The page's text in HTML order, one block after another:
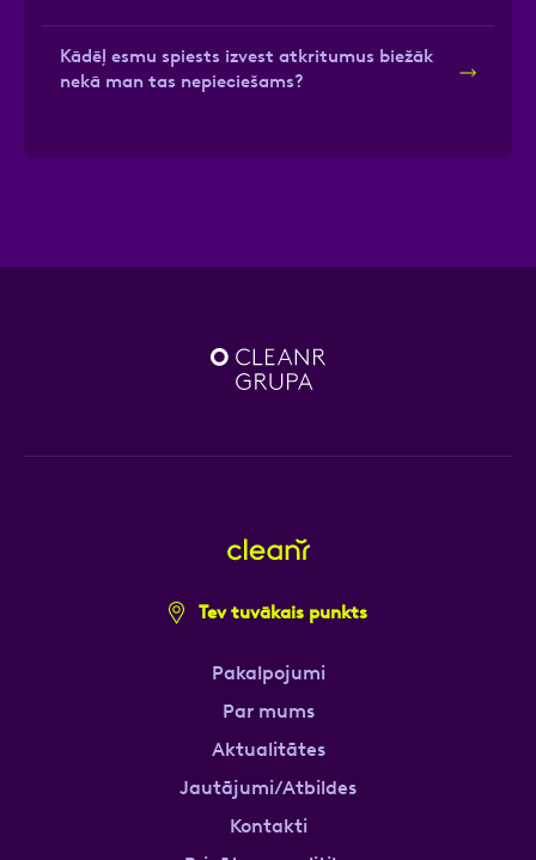
Kādēļ esmu spiests izvest atkritumus biežāk
nekā man tas nepieciešams?
Tev tuvākais punkts
Pakalpojumi
Par mums
Aktualitātes
Jautājumi/Atbildes
Kontakti